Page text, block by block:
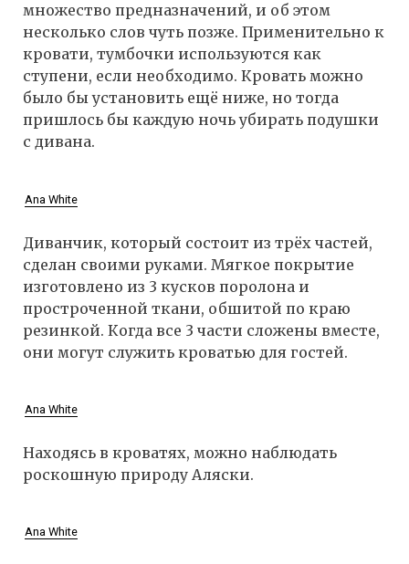
множество предназначений, и об этом
несколько слов чуть позже. Применительно к
кровати, тумбочки используются как
ступени, если необходимо. Кровать можно
было бы установить ещё ниже, но тогда
пришлось бы каждую ночь убирать подушки
с дивана.
Ana White
Диванчик, который состоит из трёх частей,
сделан своими руками. Мягкое покрытие
изготовлено из 3 кусков поролона и
простроченной ткани, обшитой по краю
резинкой. Когда все 3 части сложены вместе,
они могут служить кроватью для гостей.
Ana White
Находясь в кроватях, можно наблюдать
роскошную природу Аляски.
Ana White